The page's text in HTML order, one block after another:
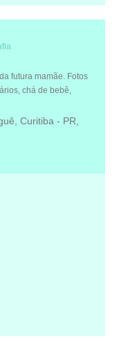
futura mamãe. Fotos
chá de bebê,
Curitiba - PR,